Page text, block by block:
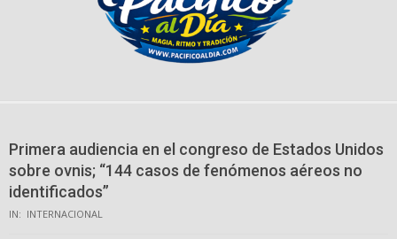
Primera audiencia en el congreso de Estados Unidos
sobre ovnis; “144 casos de fenómenos aéreos no
identificados”
IN: INTERNACIONAL